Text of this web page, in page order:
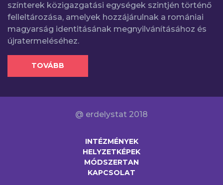
színterek közigazgatási egységek szintjén történő
felleltározása, amelyek hozzájárulnak a romániai
magyarság identitásának megnyilvánításához és
újratermeléséhez.
TOVÁBB
@ erdelystat 2018
INTÉZMÉNYEK
HELYZETKÉPEK
MÓDSZERTAN
KAPCSOLAT